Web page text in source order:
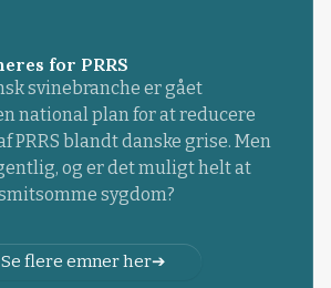
for PRRS
svinebranche er gået
national plan for at reducere
PRRS blandt danske grise. Men
og er det muligt helt at
sygdom?
Se flere emner her